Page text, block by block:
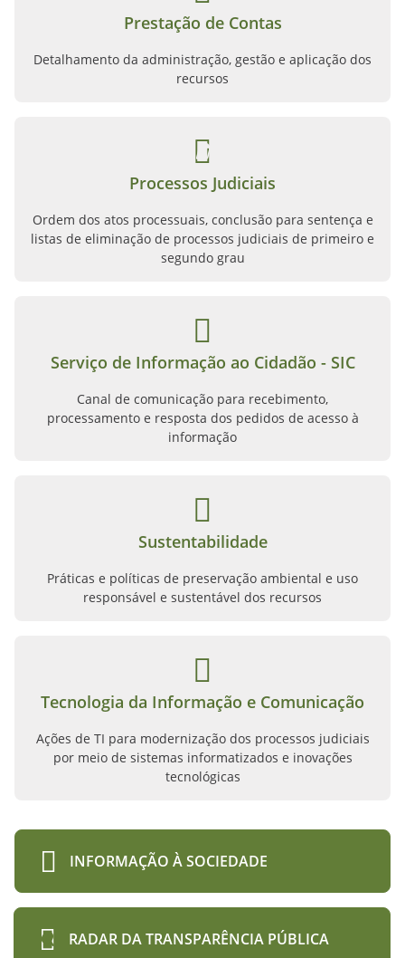
Prestação de Contas
Detalhamento da administração, gestão e aplicação dos
recursos
Processos Judiciais
Ordem dos atos processuais, conclusão para sentença e
listas de eliminação de processos judiciais de primeiro e
segundo grau
Serviço de Informação ao Cidadão - SIC
Canal de comunicação para recebimento,
processamento e resposta dos pedidos de acesso à
informação
Sustentabilidade
Práticas e políticas de preservação ambiental e uso
responsável e sustentável dos recursos
Tecnologia da Informação e Comunicação
Ações de TI para modernização dos processos judiciais
por meio de sistemas informatizados e inovações
tecnológicas
INFORMAÇÃO À SOCIEDADE
RADAR DA TRANSPARÊNCIA PÚBLICA